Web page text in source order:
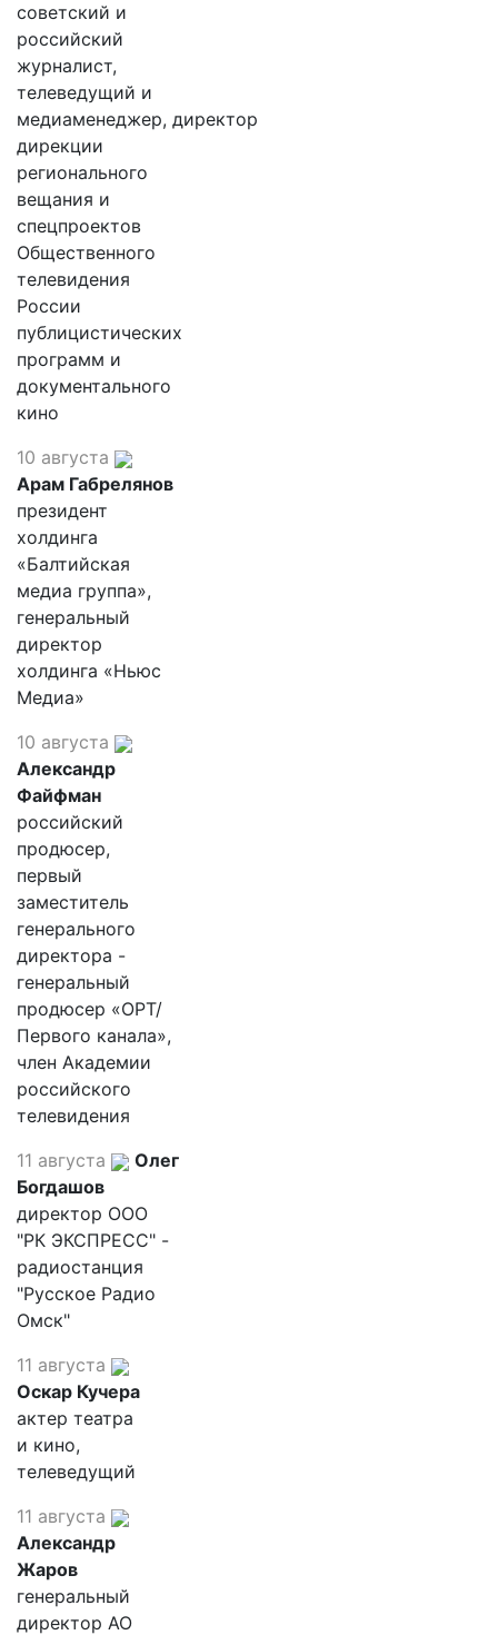
советский и
российский
журналист,
телеведущий и
медиаменеджер, директор
дирекции
регионального
вещания и
спецпроектов
Общественного
телевидения
России
публицистических
программ и
документального
кино
10 августа
Арам Габрелянов
президент
холдинга
«Балтийская
медиа группа»,
генеральный
директор
холдинга «Ньюс
Медиа»
10 августа
Александр
Файфман
российский
продюсер,
первый
заместитель
генерального
директора -
генеральный
продюсер «ОРТ/
Первого канала»,
член Академии
российского
телевидения
11 августа
Олег
Богдашов
директор ООО
"РК ЭКСПРЕСС" -
радиостанция
"Русское Радио
Омск"
11 августа
Оскар Кучера
актер театра
и кино,
телеведущий
11 августа
Александр
Жаров
генеральный
директор АО